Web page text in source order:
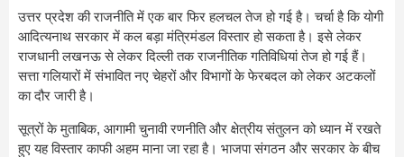
उत्तर प्रदेशकी राजनीति में एक बार फिर हलचल तेज हो गई है। चर्चा है कियोगी
आदित्यनाथसरकार में कल बड़ा मंत्रिमंडल विस्तार हो सकता है। इसे लेकर
राजधानी लखनऊ से लेकर दिल्ली तक राजनीतिक गतिविधियां तेज हो गई हैं।
सत्ता गलियारों में संभावित नए चेहरों और विभागों के फेरबदल को लेकर अटकलों
का दौर जारी है।
सूत्रों के मुताबिक, आगामी चुनावी रणनीति और क्षेत्रीय संतुलन को ध्यान में रखते
हुए यह विस्तार काफी अहम माना जा रहा है। भाजपा संगठन और सरकार के बीच